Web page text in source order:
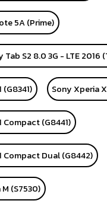
5A (Prime)
Tab S2 8.0 3G - LTE 2016
Sony Xperia
Compact (G8441)
Compact Dual (G8442)
(S7530)